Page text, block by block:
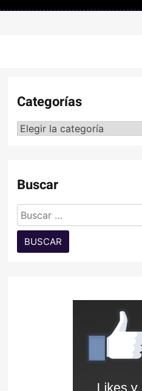
Categorías
Categorías
Buscar
Buscar: